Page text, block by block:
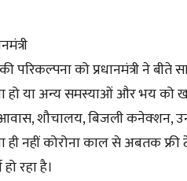
परिकल्पना को प्रधानमंत्री ने बीते
हो या अन्य समस्याओं और भय को
आवास, शौचालय, बिजली कनेक्शन,
नहीं कोरोना काल से अबतक फ्री
रहा है।